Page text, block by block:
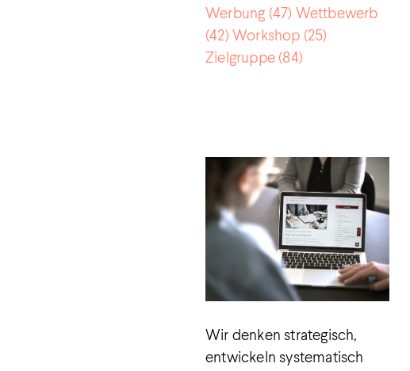
Werbung(47) Wettbewerb
(42) Workshop (25)
Zielgruppe (84)
Wir denken strategisch,
entwickeln systematisch